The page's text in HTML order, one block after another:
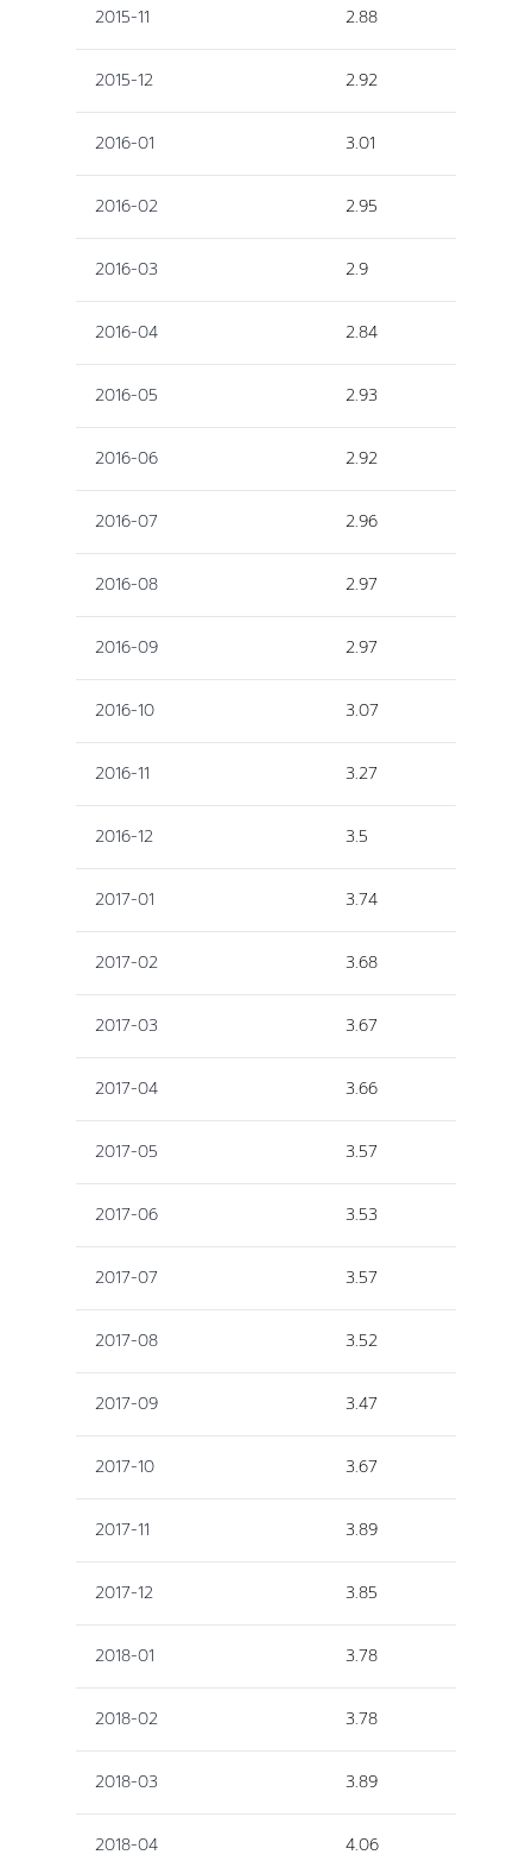
2015-11 2.88
2015-12 2.92
2016-01 3.01
2016-02 2.95
2016-03 2.9
2016-04 2.84
2016-05 2.93
2016-06 2.92
2016-07 2.96
2016-08 2.97
2016-09 2.97
2016-10 3.07
2016-11 3.27
2016-12 3.5
2017-01 3.74
2017-02 3.68
2017-03 3.67
2017-04 3.66
2017-05 3.57
2017-06 3.53
2017-07 3.57
2017-08 3.52
2017-09 3.47
2017-10 3.67
2017-11 3.89
2017-12 3.85
2018-01 3.78
2018-02 3.78
2018-03 3.89
2018-04 4.06